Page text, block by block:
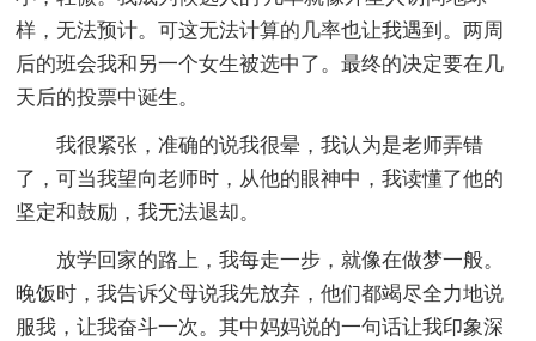
样，无法预计。可这无法计算的几率也让我遇到。两周
后的班会我和另一个女生被选中了。最终的决定要在几
天后的投票中诞生。
我很紧张，准确的说我很晕，我认为是老师弄错
了，可当我望向老师时，从他的眼神中，我读懂了他的
坚定和鼓励，我无法退却。
放学回家的路上，我每走一步，就像在做梦一般。
晚饭时，我告诉父母说我先放弃，他们都竭尽全力地说
服我，让我奋斗一次。其中妈妈说的一句话让我印象深